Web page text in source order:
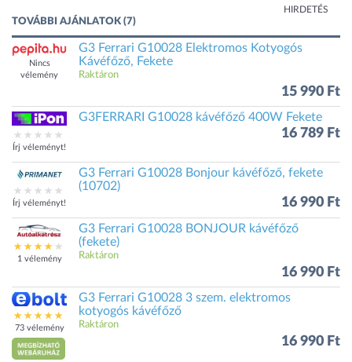
HIRDETÉS
TOVÁBBI AJÁNLATOK (7)
Nincs
vélemény
G3 Ferrari G10028 Elektromos Kotyogós
Kávéfőző, Fekete
Raktáron
15 990 Ft
Írj véleményt!
G3FERRARI G10028 kávéfőző 400W Fekete
16 789 Ft
Írj véleményt!
G3 Ferrari G10028 Bonjour kávéfőző, fekete
(10702)
16 990 Ft
1 vélemény
G3 Ferrari G10028 BONJOUR kávéfőző
(fekete)
Raktáron
16 990 Ft
73 vélemény
G3 Ferrari G10028 3 szem. elektromos
kotyogós kávéfőző
Raktáron
16 990 Ft